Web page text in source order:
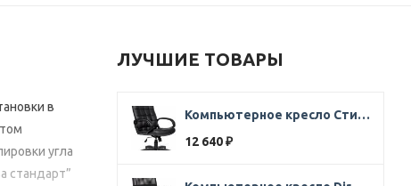
ЛУЧШИЕ ТОВАРЫ
Компьютерное кресло Стиль Ультра SOFT кожа черная
12 640 ₽
в
угла
стандарт”